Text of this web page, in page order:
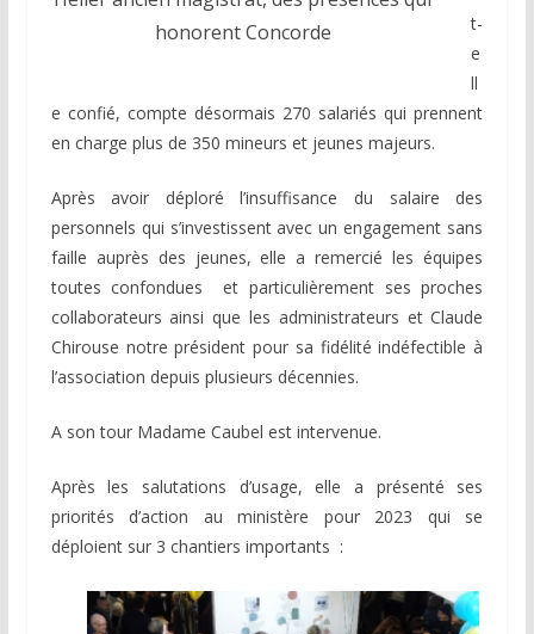
honorent Concorde
t-
e
ll
e confié, compte désormais 270 salariés qui prennent
en charge plus de 350 mineurs et jeunes majeurs.
Après avoir déploré l’insuffisance du salaire des
personnels qui s’investissent avec un engagement sans
faille auprès des jeunes, elle a remercié les équipes
toutes confondues et particulièrement ses proches
collaborateurs ainsi que les administrateurs et Claude
Chirouse notre président pour sa fidélité indéfectible à
l’association depuis plusieurs décennies.
A son tour Madame Caubel est intervenue.
Après les salutations d’usage, elle a présenté ses
priorités d’action au ministère pour 2023 qui se
déploient sur 3 chantiers importants :